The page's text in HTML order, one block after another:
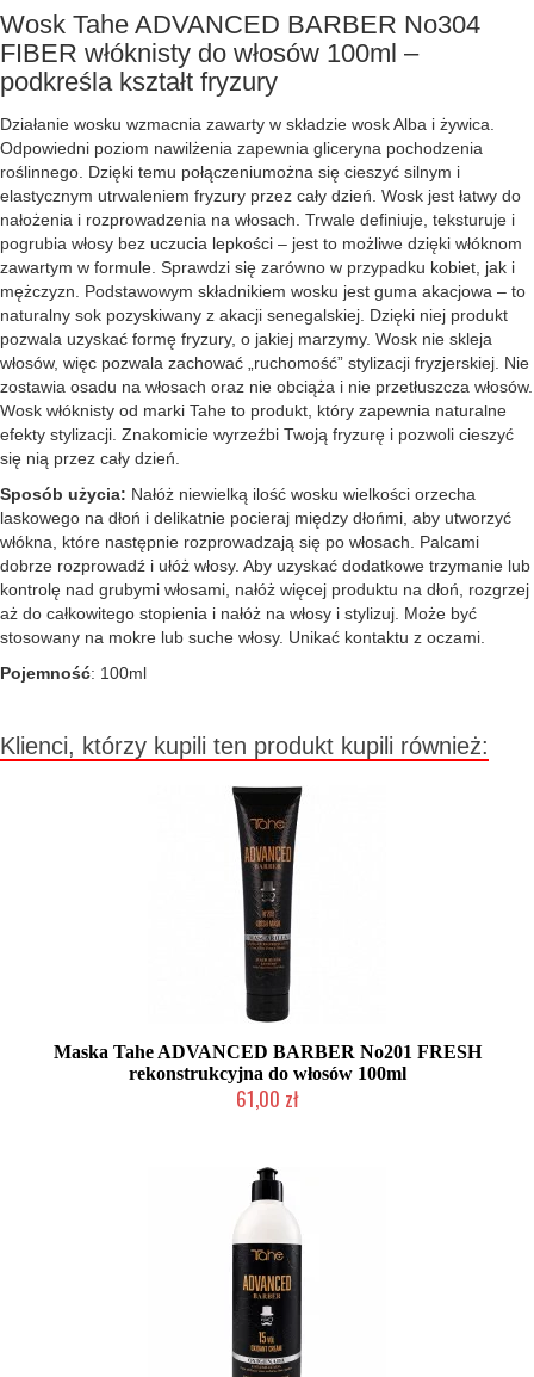
Wosk Tahe ADVANCED BARBER No304
FIBER włóknisty do włosów 100ml –
podkreśla kształt fryzury
Działanie wosku wzmacnia zawarty w składzie wosk Alba i żywica.
Odpowiedni poziom nawilżenia zapewnia gliceryna pochodzenia
roślinnego. Dzięki temu połączeniumożna się cieszyć silnym i
elastycznym utrwaleniem fryzury przez cały dzień. Wosk jest łatwy do
nałożenia i rozprowadzenia na włosach. Trwale definiuje, teksturuje i
pogrubia włosy bez uczucia lepkości – jest to możliwe dzięki włóknom
zawartym w formule. Sprawdzi się zarówno w przypadku kobiet, jak i
mężczyzn. Podstawowym składnikiem wosku jest guma akacjowa – to
naturalny sok pozyskiwany z akacji senegalskiej. Dzięki niej produkt
pozwala uzyskać formę fryzury, o jakiej marzymy. Wosk nie skleja
włosów, więc pozwala zachować „ruchomość” stylizacji fryzjerskiej. Nie
zostawia osadu na włosach oraz nie obciąża i nie przetłuszcza włosów.
Wosk włóknisty od marki Tahe to produkt, który zapewnia naturalne
efekty stylizacji. Znakomicie wyrzeźbi Twoją fryzurę i pozwoli cieszyć
się nią przez cały dzień.
Sposób użycia: Nałóż niewielką ilość wosku wielkości orzecha
laskowego na dłoń i delikatnie pocieraj między dłońmi, aby utworzyć
włókna, które następnie rozprowadzają się po włosach. Palcami
dobrze rozprowadź i ułóż włosy. Aby uzyskać dodatkowe trzymanie lub
kontrolę nad grubymi włosami, nałóż więcej produktu na dłoń, rozgrzej
aż do całkowitego stopienia i nałóż na włosy i stylizuj. Może być
stosowany na mokre lub suche włosy. Unikać kontaktu z oczami.
Pojemność: 100ml
Klienci, którzy kupili ten produkt kupili również:
Maska Tahe ADVANCED BARBER No201 FRESH
rekonstrukcyjna do włosów 100ml
61,00 zł